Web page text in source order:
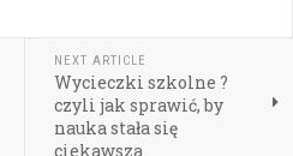
NEXT ARTICLE
Wycieczki szkolne ?
czyli jak sprawić, by
nauka stała się
ciekawsza